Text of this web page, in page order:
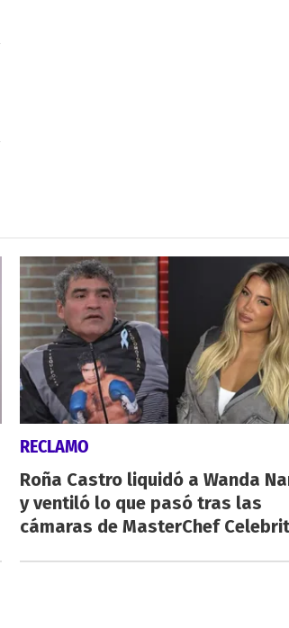
RECLAMO
Roña Castro liquidó a Wanda
y ventiló lo que pasó tras las
cámaras de MasterChef